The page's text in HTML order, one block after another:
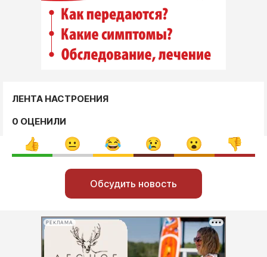
ЛЕНТА НАСТРОЕНИЯ
0 ОЦЕНИЛИ
Обсудить новость
РЕКЛАМА